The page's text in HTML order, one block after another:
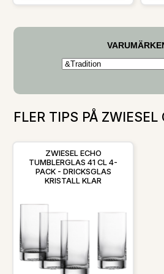
rekommenderas. Shoppa Dricksglas
för
FLER TIPS PÅ ZWIESEL
ZWIESEL ECHO
TUMBLERGLAS 41 CL 4-
PACK - DRICKSGLAS
KRISTALL KLAR